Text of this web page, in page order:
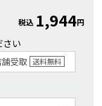
税込 1,944円
さい
舗受取 送料無料